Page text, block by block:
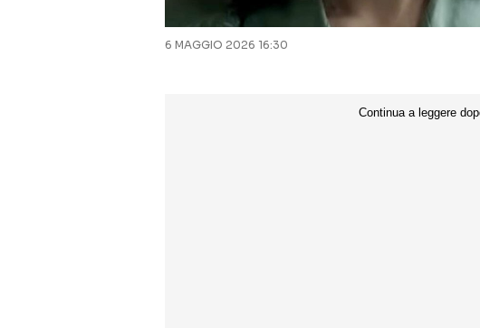
6 MAGGIO 2026 16:30